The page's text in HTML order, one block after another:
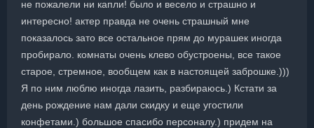
не пожалели ни капли! было и весело и страшно и
интересно! актер правда не очень страшный мне
показалось зато все остальное прям до мурашек иногда
пробирало. комнаты очень клево обустроены, все такое
старое, стремное, вообщем как в настоящей заброшке.)))
Я по ним люблю иногда лазить, разбираюсь.) Кстати за
день рождение нам дали скидку и еще угостили
конфетами.) большое спасибо персоналу.) придем на